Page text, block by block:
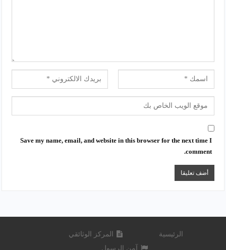
Save my name, email, and website in this browser for the next time I
comment.
الرئيسية
المركز الوثائقي
آمن الرسول